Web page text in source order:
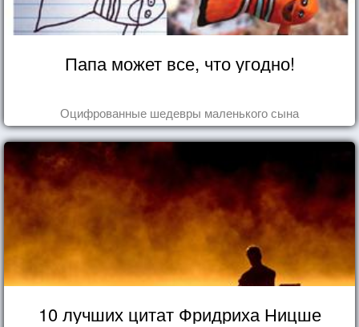
Папа может все, что угодно!
Оцифрованные шедевры маленького сына
10 лучших цитат Фридриха Ницше